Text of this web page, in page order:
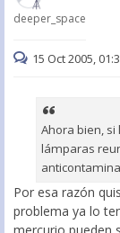
deeper_space
15 Oct 2005,
Ahora bien,
lámparas
Por esa razón
problema ya lo